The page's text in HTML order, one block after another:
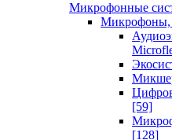
Микрофонные
Микрофоны,
[59]
[128]